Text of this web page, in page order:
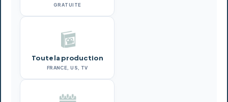
GRATUITE
Toute la production
FRANCE, US, TV